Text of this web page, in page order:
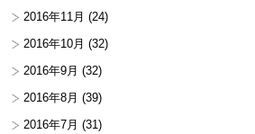
2016年11月 (24)
2016年10月 (32)
2016年9月 (32)
2016年8月 (39)
2016年7月 (31)